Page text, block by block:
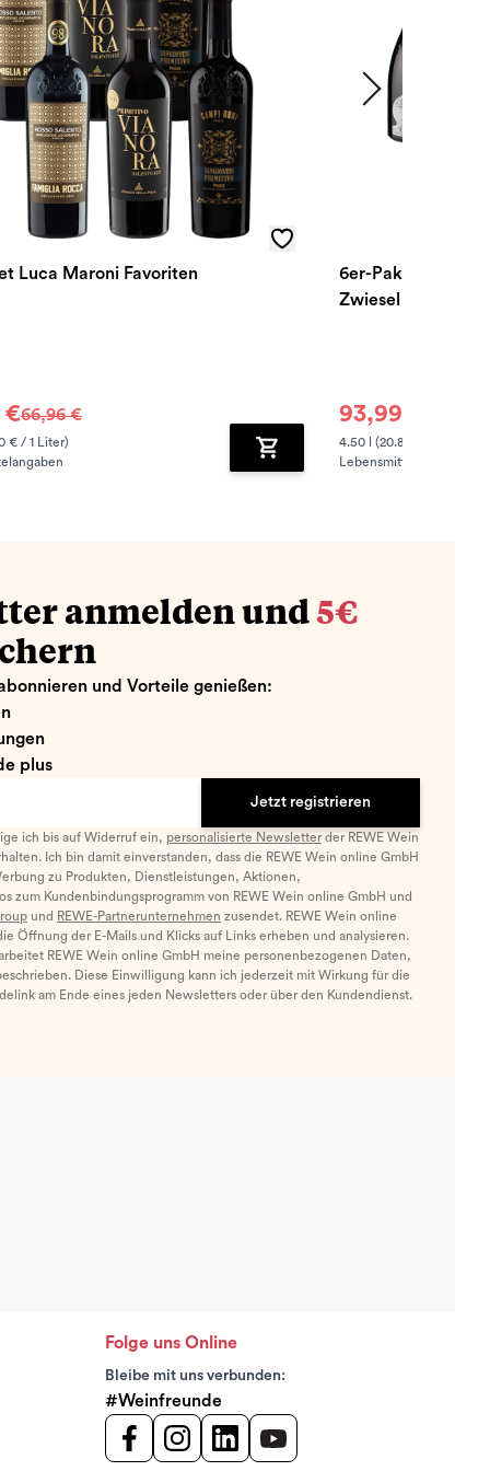
Luca Maroni Favoriten
€66,96 €
€ / 1 Liter)
Zum Warenkorb hinzufügen
6er-Paket Lugana
Zwiesel Gläser
93,99 €
4.50 l (20.89 € / 1 Liter)
Lebensmittelangaben
anmelden und 5€
und Vorteile genießen:
plus
Jetzt registrieren
ich bis auf Widerruf ein, personalisierte Newsletterder REWE Wein
Ich bin damit einverstanden, dass die REWE Wein online GmbH
zu Produkten, Dienstleistungen, Aktionen,
zum Kundenbindungsprogramm von REWE Wein online GmbH und
und REWE-Partnerunternehmen zusendet. REWE Wein online
Öffnung der E-Mails und Klicks auf Links erheben und analysieren.
REWE Wein online GmbH meine personenbezogenen Daten,
Diese Einwilligung kann ich jederzeit mit Wirkung für die
am Ende eines jeden Newsletters oder über den Kundendienst.
Folge uns Online
Bleibe mit uns verbunden:
#Weinfreunde